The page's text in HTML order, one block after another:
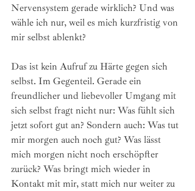
Nervensystem gerade wirklich? Und was
wähle ich nur, weil es mich kurzfristig von
mir selbst ablenkt?
Das ist kein Aufruf zu Härte gegen sich
selbst. Im Gegenteil. Gerade ein
freundlicher und liebevoller Umgang mit
sich selbst fragt nicht nur: Was fühlt sich
jetzt sofort gut an? Sondern auch: Was tut
mir morgen auch noch gut? Was lässt
mich morgen nicht noch erschöpfter
zurück? Was bringt mich wieder in
Kontakt mit mir, statt mich nur weiter zu